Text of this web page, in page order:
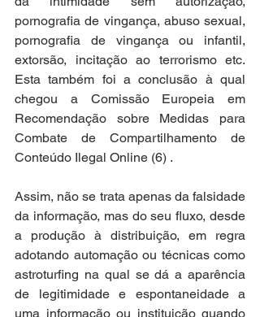
pornografia de vingança, abuso sexual,
pornografia de vingança ou infantil,
extorsão, incitação ao terrorismo etc.
Esta também foi a conclusão à qual
chegou a Comissão Europeia em
Recomendação sobre Medidas para
Combate de Compartilhamento de
Conteúdo Ilegal Online (6) .
Assim, não se trata apenas da falsidade
da informação, mas do seu fluxo, desde
a produção à distribuição, em regra
adotando automação ou técnicas como
astroturfing na qual se dá a aparência
de legitimidade e espontaneidade a
uma informação ou instituição quando